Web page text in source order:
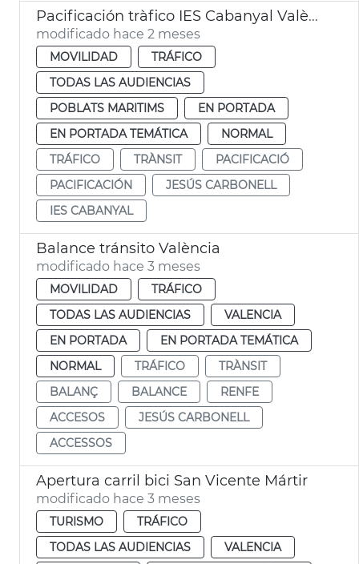
Pacificación tràfico IES Cabanyal València
modificado hace 2 meses
MOVILIDAD
TRÁFICO
TODAS LAS AUDIENCIAS
POBLATS MARITIMS
EN PORTADA
EN PORTADA TEMÁTICA
NORMAL
TRÁFICO
TRÀNSIT
PACIFICACIÓ
PACIFICACIÓN
JESÚS CARBONELL
IES CABANYAL
Balance tránsito València
modificado hace 3 meses
MOVILIDAD
TRÁFICO
TODAS LAS AUDIENCIAS
VALENCIA
EN PORTADA
EN PORTADA TEMÁTICA
NORMAL
TRÁFICO
TRÀNSIT
BALANÇ
BALANCE
RENFE
ACCESOS
JESÚS CARBONELL
ACCESSOS
Apertura carril bici San Vicente Mártir
modificado hace 3 meses
TURISMO
TRÁFICO
TODAS LAS AUDIENCIAS
VALENCIA